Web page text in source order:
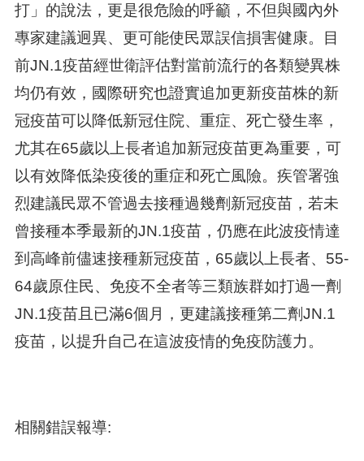
打」的說法，更是很危險的呼籲，不但與國內外
專家建議迥異、更可能使民眾誤信損害健康。目
前JN.1疫苗經世衛評估對當前流行的各類變異株
均仍有效，國際研究也證實追加更新疫苗株的新
冠疫苗可以降低新冠住院、重症、死亡發生率，
尤其在65歲以上長者追加新冠疫苗更為重要，可
以有效降低染疫後的重症和死亡風險。疾管署強
烈建議民眾不管過去接種過幾劑新冠疫苗，若未
曾接種本季最新的JN.1疫苗，仍應在此波疫情達
到高峰前儘速接種新冠疫苗，65歲以上長者、55-
64歲原住民、免疫不全者等三類族群如打過一劑
JN.1疫苗且已滿6個月，更建議接種第二劑JN.1
疫苗，以提升自己在這波疫情的免疫防護力。
相關錯誤報導: